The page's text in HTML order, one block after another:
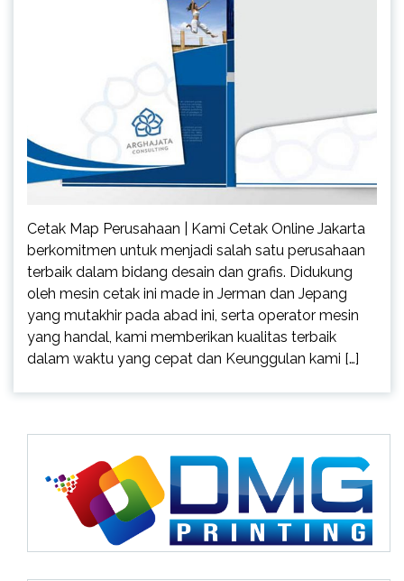
Cetak Map Perusahaan | Kami Cetak Online Jakarta
berkomitmen untuk menjadi salah satu perusahaan
terbaik dalam bidang desain dan grafis. Didukung
oleh mesin cetak ini made in Jerman dan Jepang
yang mutakhir pada abad ini, serta operator mesin
yang handal, kami memberikan kualitas terbaik
dalam waktu yang cepat dan Keunggulan kami […]